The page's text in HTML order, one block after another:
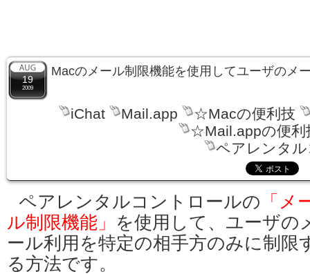
19
2009
Macのメール制限機能を使用してユーザのメ
iChat Mail.app
☆Macの便利技
☆Mail.appの便利
ペアレンタ
ペアレンタルコントロールの 「メ
ル制限機能」
を使用して、ユーザの
ール利用を特定の相手方のみに制限
る方法です。